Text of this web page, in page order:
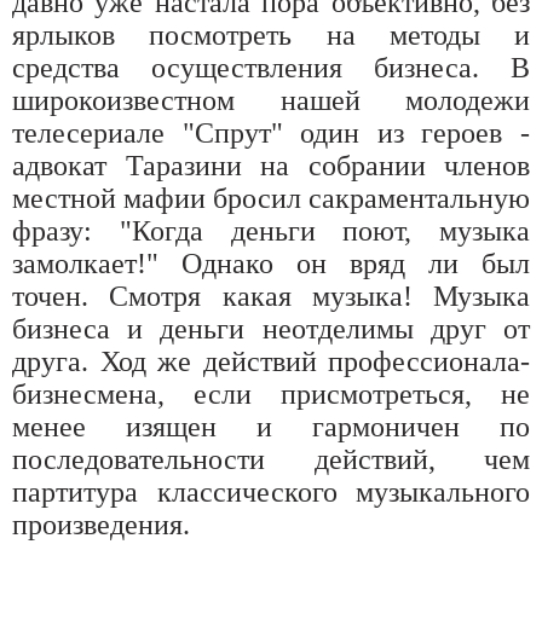
ярлыков посмотреть на методы и
средства осуществления бизнеса. В
широкоизвестном нашей молодежи
телесериале "Спрут" один из героев -
адвокат Таразини на собрании членов
местной мафии бросил сакраментальную
фразу: "Когда деньги поют, музыка
замолкает!" Однако он вряд ли был
точен. Смотря какая музыка! Музыка
бизнеса и деньги неотделимы друг от
друга. Ход же действий профессионала-
бизнесмена, если присмотреться, не
менее изящен и гармоничен по
последовательности действий, чем
партитура классического музыкального
произведения.